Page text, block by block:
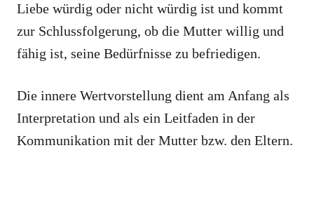
Liebe würdig oder nicht würdig ist und kommt
zur Schlussfolgerung, ob die Mutter willig und
fähig ist, seine Bedürfnisse zu befriedigen.
Die innere Wertvorstellung dient am Anfang als
Interpretation und als ein Leitfaden in der
Kommunikation mit der Mutter bzw. den Eltern.